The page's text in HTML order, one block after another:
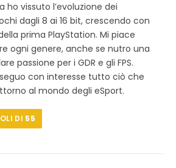
t
a
r
a
m
ho vissuto l’evoluzione dei
dagli 8 ai 16 bit, crescendo con
prima PlayStation. Mi piace
ogni genere, anche se nutro una
passione per i GDR e gli FPS.
con interesse tutto ciò che
al mondo degli eSport.
DI 55